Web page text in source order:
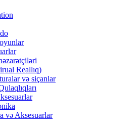
Reallıq)
və siçanlar
və Aksesuarlar